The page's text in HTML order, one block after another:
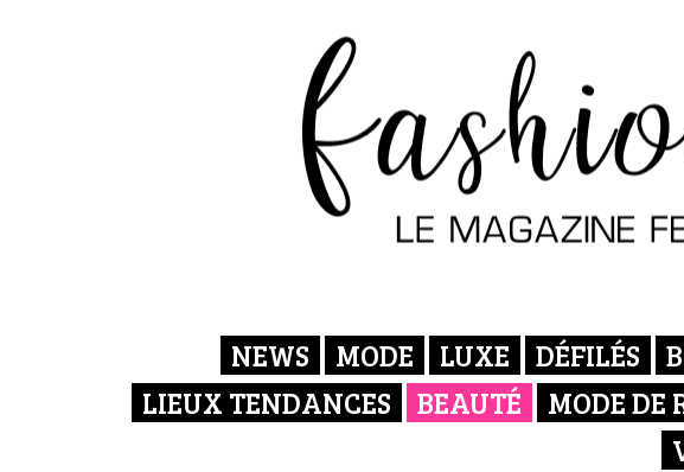
NEWS MODE LUXE DÉFILÉS
LIEUX TENDANCES
BEAUTÉ MODE DE